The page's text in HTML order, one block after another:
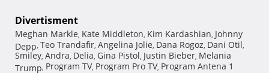
Divertisment
Meghan Markle, Kate Middleton, Kim Kardashian, Johnny
Depp, Teo Trandafir, Angelina Jolie, Dana Rogoz, Dani Otil,
Smiley, Andra, Delia, Gina Pistol, Justin Bieber, Melania
Trump, Program TV, Program Pro TV, Program Antena 1